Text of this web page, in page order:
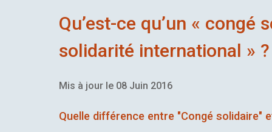
Qu’est-ce qu’un « congé
solidarité international » ?
Mis à jour le 08 Juin 2016
Quelle différence entre "Congé solidaire"